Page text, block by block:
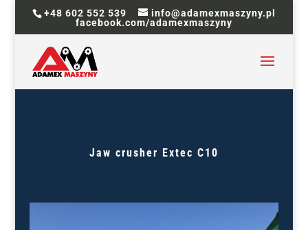
+48 602 552 539
info@adamexmaszyny.pl
facebook.com/adamexmaszyny
Jaw crusher Extec C10